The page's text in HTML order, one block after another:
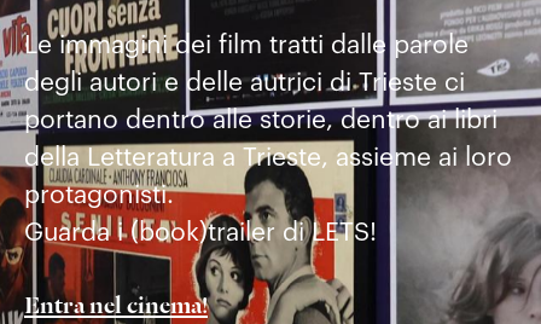
Le immagini dei film tratti dalle parole
degli autori e delle autrici di Trieste ci
portano dentro alle storie, dentro ai libri
della Letteratura a Trieste, assieme ai loro
protagonisti.
Guarda i (book)trailer di LETS!
Entra nel cinema!